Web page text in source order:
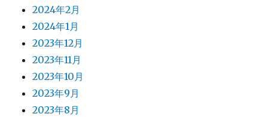
2024年2月
2024年1月
2023年12月
2023年11月
2023年10月
2023年9月
2023年8月